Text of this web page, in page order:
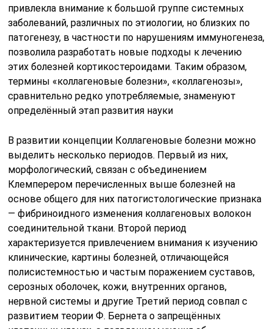
привлекла внимание к большой группе системных
заболеваний, различных по этиологии, но близких по
патогенезу, в частности по нарушениям иммуногенеза,
позволила разработать новые подходы к лечению
этих болезней кортикостероидами. Таким образом,
термины «коллагеновые болезни», «коллагенозы»,
сравнительно редко употребляемые, знаменуют
определённый этап развития науки
В развитии концепции Коллагеновые болезни можно
выделить несколько периодов. Первый из них,
морфологический, связан с объединением
Клемперером перечисленных выше болезней на
основе общего для них патогистологические признака
— фибриноидного изменения коллагеновых волокон
соединительной ткани. Второй период
характеризуется привлечением внимания к изучению
клинические, картины болезней, отличающейся
полисистемностью и частым поражением суставов,
серозных оболочек, кожи, внутренних органов,
нервной системы и другие Третий период совпал с
развитием теории Ф. Бернета о запрещённых